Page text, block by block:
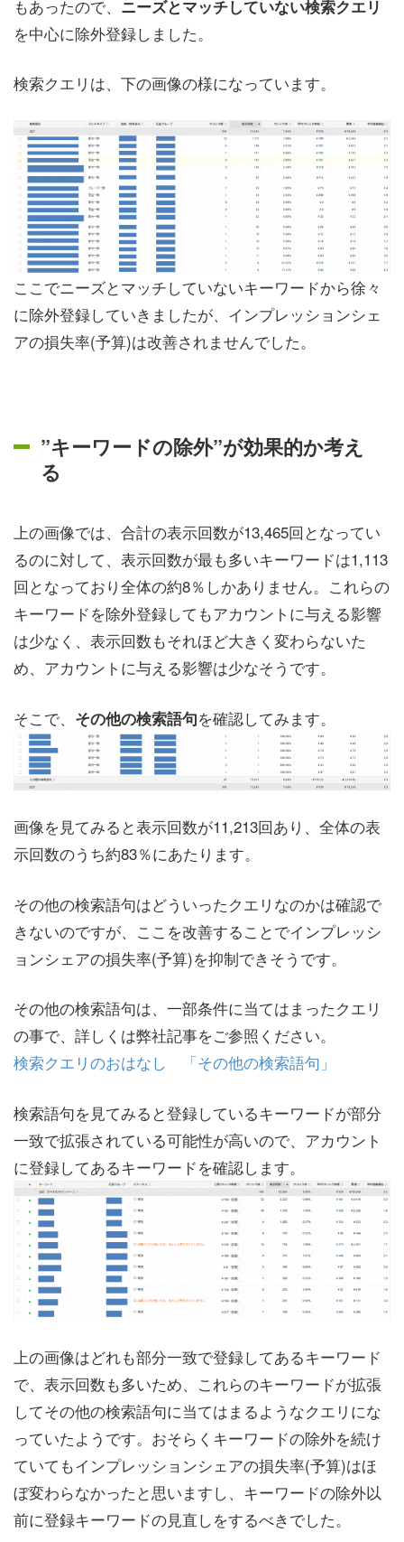
もあったので、 ニーズとマッチしていない検索クエリ
を中心に除外登録しました。
検索クエリは、下の画像の様になっています。
ここでニーズとマッチしていないキーワードから徐々
に除外登録していきましたが、インプレッションシェ
アの損失率(予算)は改善されませんでした。
”キーワードの除外”が効果的か考え
る
上の画像では、合計の表示回数が13,465回となってい
るのに対して、表示回数が最も多いキーワードは1,113
回となっており全体の約8％しかありません。これらの
キーワードを除外登録してもアカウントに与える影響
は少なく、表示回数もそれほど大きく変わらないた
め、アカウントに与える影響は少なそうです。
そこで、 その他の検索語句を確認してみます。
画像を見てみると表示回数が11,213回あり、全体の表
示回数のうち約83％にあたります。
その他の検索語句はどういったクエリなのかは確認で
きないのですが、ここを改善することでインプレッシ
ョンシェアの損失率(予算)を抑制できそうです。
その他の検索語句は、一部条件に当てはまったクエリ
の事で、詳しくは弊社記事をご参照ください。
検索クエリのおはなし 「その他の検索語句」
検索語句を見てみると登録しているキーワードが部分
一致で拡張されている可能性が高いので、アカウント
に登録してあるキーワードを確認します。
上の画像はどれも部分一致で登録してあるキーワード
で、表示回数も多いため、これらのキーワードが拡張
してその他の検索語句に当てはまるようなクエリにな
っていたようです。おそらくキーワードの除外を続け
ていてもインプレッションシェアの損失率(予算)はほ
ぼ変わらなかったと思いますし、キーワードの除外以
前に登録キーワードの見直しをするべきでした。